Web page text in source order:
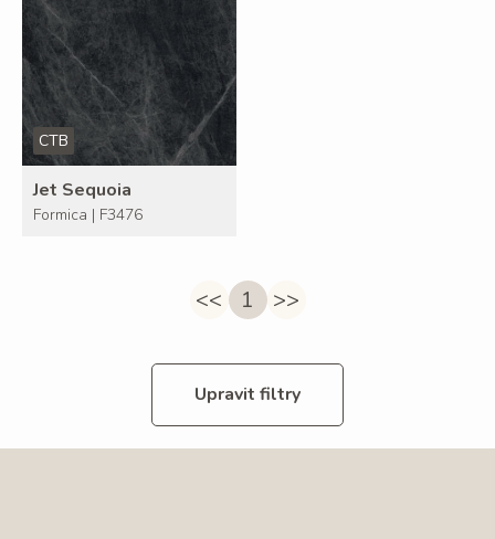
CTB
Jet Sequoia
Formica | F3476
<< 1 >>
Upravit filtry